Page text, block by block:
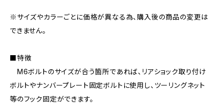
※サイズやカラーごとに価格が異なる為、購入後の商品の変更は
できません。
■特徴
M6ボルトのサイズが合う箇所であれば、リアショック取り付け
ボルトやナンバープレート固定ボルトに使用し、ツーリングネット
等のフック固定ができます。